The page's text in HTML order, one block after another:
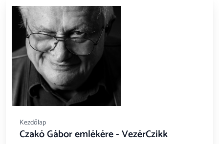
Kezdőlap
Czakó Gábor emlékére - VezérCzikk